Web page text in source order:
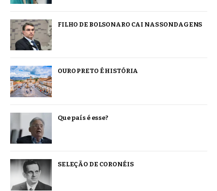
FILHO DE BOLSONARO CAI NAS SONDAGENS
OURO PRETO É HISTÓRIA
Que país é esse?
SELEÇÃO DE CORONÉIS